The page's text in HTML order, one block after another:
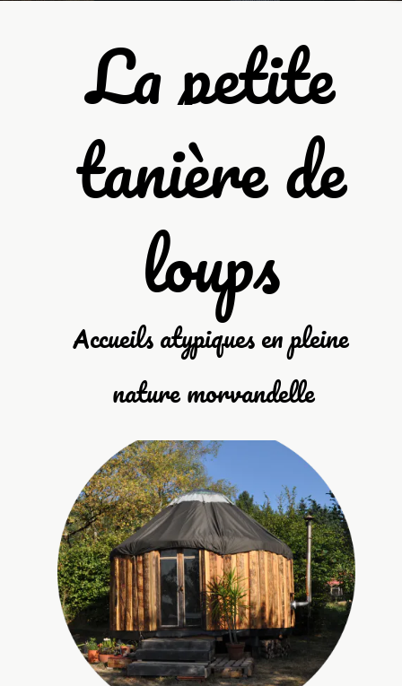
La petite
tanière de
loups
Accueils atypiques en pleine
nature morvandelle